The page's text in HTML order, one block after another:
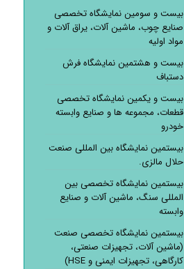
بیست و سومین نمایشگاه تخصصی
صنایع چوب، ماشین آلات، یراق آلات و
مواد اولیه
بیست و هشتمین نمایشگاه فرش
دستباف
بیست و یکمین نمایشگاه تخصصی
قطعات، مجموعه ها و صنایع وابسته
خودرو
بیستمین نمایشگاه بین المللی صنعت
حلال مالزی.
بیستمین نمایشگاه تخصصی بین
المللی سنگ، ماشین آلات و صنایع
وابسته
بیستمین نمایشگاه تخصصی صنعت
(ماشین آلات، تجهیزات صنعتی،
کارگاهی، تجهیزات ایمنی و HSE)